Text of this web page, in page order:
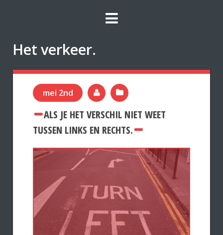
Het verkeer.
mei 2nd
ALS JE HET VERSCHIL NIET WEET
TUSSEN LINKS EN RECHTS.